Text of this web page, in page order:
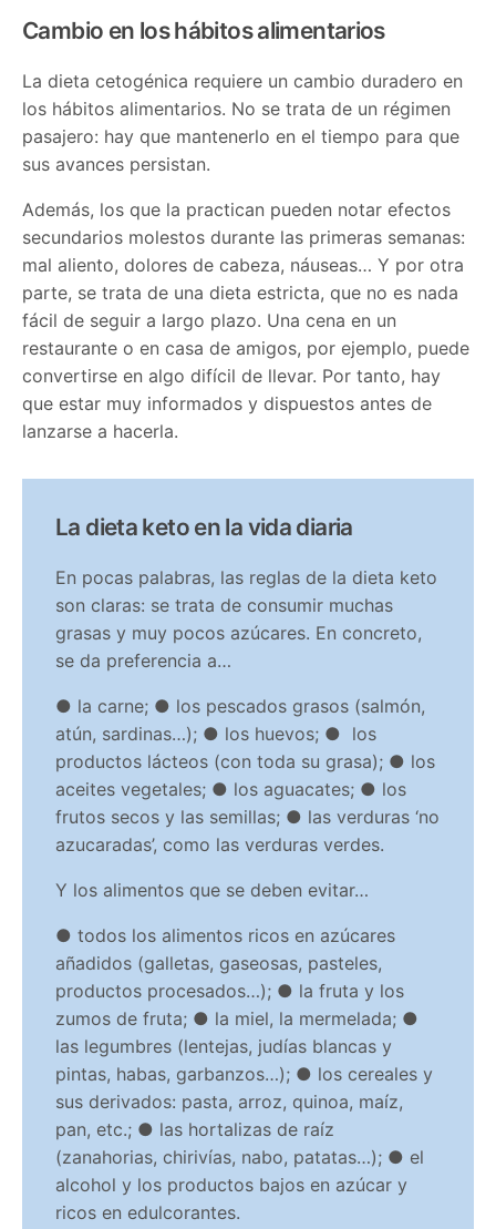
Cambio en los hábitos alimentarios
La dieta cetogénica requiere un cambio duradero en
los hábitos alimentarios. No se trata de un régimen
pasajero: hay que mantenerlo en el tiempo para que
sus avances persistan.
Además, los que la practican pueden notar efectos
secundarios molestos durante las primeras semanas:
mal aliento, dolores de cabeza, náuseas… Y por otra
parte, se trata de una dieta estricta, que no es nada
fácil de seguir a largo plazo. Una cena en un
restaurante o en casa de amigos, por ejemplo, puede
convertirse en algo difícil de llevar. Por tanto, hay
que estar muy informados y dispuestos antes de
lanzarse a hacerla.
La dieta keto en la vida diaria
En pocas palabras, las reglas de la dieta keto
son claras: se trata de consumir muchas
grasas y muy pocos azúcares. En concreto,
se da preferencia a…
● la carne; ● los pescados grasos (salmón,
atún, sardinas…); ● los huevos; ● los
productos lácteos (con toda su grasa); ● los
aceites vegetales; ● los aguacates; ● los
frutos secos y las semillas; ● las verduras ‘no
azucaradas’, como las verduras verdes.
Y los alimentos que se deben evitar…
● todos los alimentos ricos en azúcares
añadidos (galletas, gaseosas, pasteles,
productos procesados…); ● la fruta y los
zumos de fruta; ● la miel, la mermelada; ●
las legumbres (lentejas, judías blancas y
pintas, habas, garbanzos…); ● los cereales y
sus derivados: pasta, arroz, quinoa, maíz,
pan, etc.; ● las hortalizas de raíz
(zanahorias, chirivías, nabo, patatas…); ● el
alcohol y los productos bajos en azúcar y
ricos en edulcorantes.